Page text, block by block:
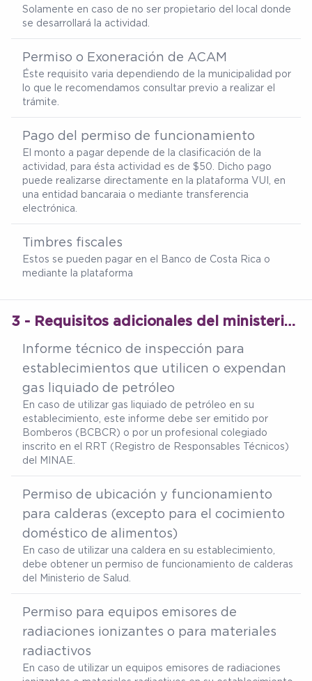
Solamente en caso de no ser propietario del local donde
se desarrollará la actividad.
Permiso o Exoneración de ACAM
Éste requisito varia dependiendo de la municipalidad por
lo que le recomendamos consultar previo a realizar el
trámite.
Pago del permiso de funcionamiento
El monto a pagar depende de la clasificación de la
actividad, para ésta actividad es de $50. Dicho pago
puede realizarse directamente en la plataforma VUI, en
una entidad bancaraia o mediante transferencia
electrónica.
Timbres fiscales
Estos se pueden pagar en el Banco de Costa Rica o
mediante la plataforma
3 - Requisitos adicionales del ministerio de salud
Informe técnico de inspección para
establecimientos que utilicen o expendan
gas liquiado de petróleo
En caso de utilizar gas liquiado de petróleo en su
establecimiento, este informe debe ser emitido por
Bomberos (BCBCR) o por un profesional colegiado
inscrito en el RRT (Registro de Responsables Técnicos)
del MINAE.
Permiso de ubicación y funcionamiento
para calderas (excepto para el cocimiento
doméstico de alimentos)
En caso de utilizar una caldera en su establecimiento,
debe obtener un permiso de funcionamiento de calderas
del Ministerio de Salud.
Permiso para equipos emisores de
radiaciones ionizantes o para materiales
radiactivos
En caso de utilizar un equipos emisores de radiaciones